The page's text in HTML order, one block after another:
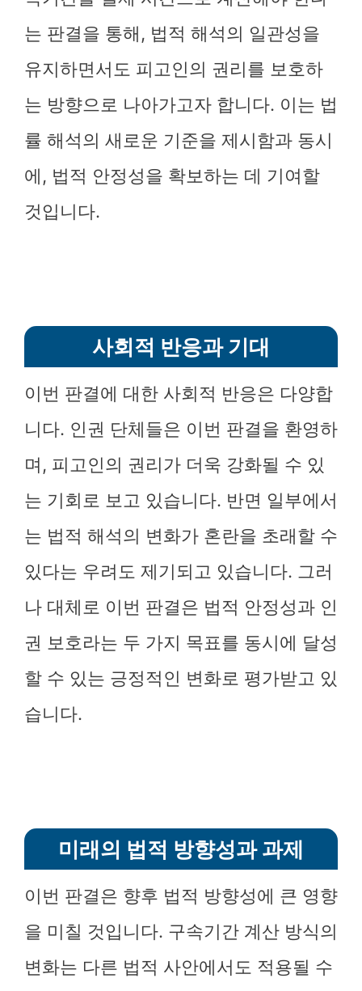
는 판결을 통해, 법적 해석의 일관성을
유지하면서도 피고인의 권리를 보호하
는 방향으로 나아가고자 합니다. 이는 법
률 해석의 새로운 기준을 제시함과 동시
에, 법적 안정성을 확보하는 데 기여할
것입니다.
사회적 반응과 기대
이번 판결에 대한 사회적 반응은 다양합
니다. 인권 단체들은 이번 판결을 환영하
며, 피고인의 권리가 더욱 강화될 수 있
는 기회로 보고 있습니다. 반면 일부에서
는 법적 해석의 변화가 혼란을 초래할 수
있다는 우려도 제기되고 있습니다. 그러
나 대체로 이번 판결은 법적 안정성과 인
권 보호라는 두 가지 목표를 동시에 달성
할 수 있는 긍정적인 변화로 평가받고 있
습니다.
미래의 법적 방향성과 과제
이번 판결은 향후 법적 방향성에 큰 영향
을 미칠 것입니다. 구속기간 계산 방식의
변화는 다른 법적 사안에서도 적용될 수